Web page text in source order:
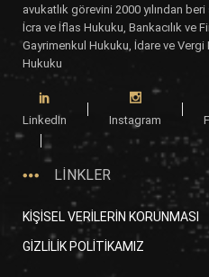
avukatlık görevini 2000 yılından
İcra ve İflas Hukuku, Bankacılık ve
Gayrimenkul Hukuku, İdare ve
Hukuku
LinkedIn Instagram
LİNKLER
KİŞİSEL VERİLERİN KORUNMASI
GİZLİLİK POLİTİKAMIZ